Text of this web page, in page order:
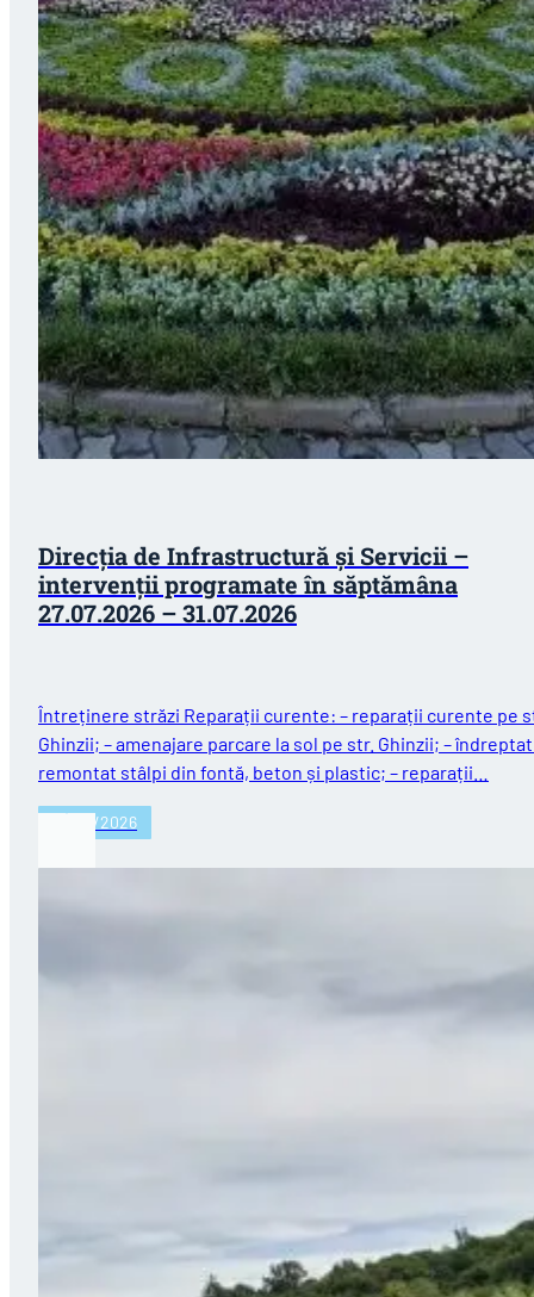
Direcția de Infrastructură și Servicii –
intervenții programate în săptămâna
27.07.2026 – 31.07.2026
Întreținere străzi Reparații curente: – reparații curente pe
Ghinzii; – amenajare parcare la sol pe str. Ghinzii; –
remontat stâlpi din fontă, beton și plastic; – reparații…
27/07/2026